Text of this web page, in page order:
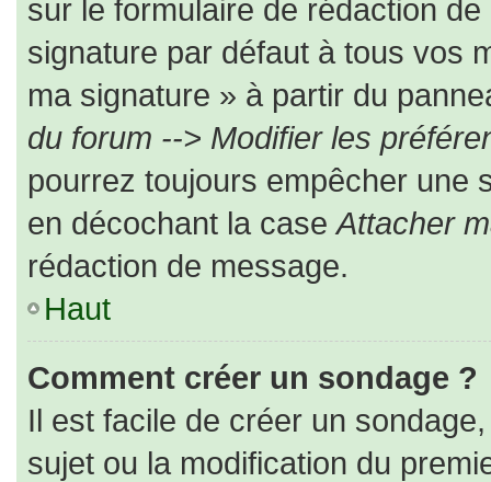
sur le formulaire de rédaction
signature par défaut à tous vos
ma signature » à partir du
du forum --> Modifier les
pourrez toujours empêcher une
en décochant la caseAttacher
rédaction de message.
Haut
Comment créer un sondage ?
Il est facile de créer un
sujet ou la modification du